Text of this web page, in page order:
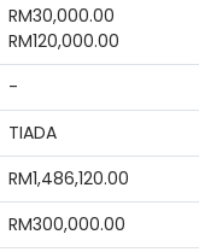
RM30,000.00
RM120,000.00
-
TIADA
RM1,486,120.00
RM300,000.00